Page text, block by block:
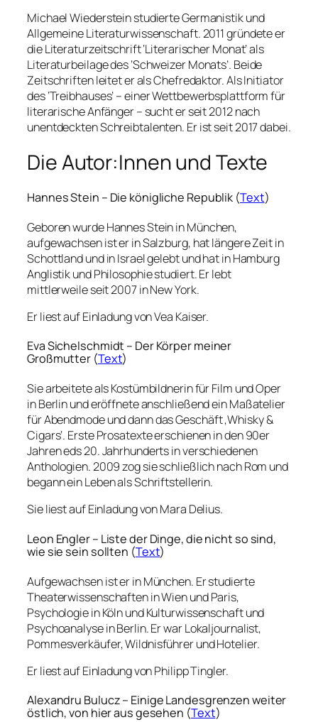
Michael Wiederstein studierte Germanistik und
Allgemeine Literaturwissenschaft. 2011 gründete er
die Literaturzeitschrift ‘Literarischer Monat’ als
Literaturbeilage des ‘Schweizer Monats’. Beide
Zeitschriften leitet er als Chefredaktor. Als Initiator
des ‘Treibhauses’ – einer Wettbewerbsplattform für
literarische Anfänger – sucht er seit 2012 nach
unentdeckten Schreibtalenten. Er ist seit 2017 dabei.
Die Autor:Innen und Texte
Hannes Stein – Die königliche Republik (Text)
Geboren wurde Hannes Stein in München,
aufgewachsen ist er in Salzburg, hat längere Zeit in
Schottland und in Israel gelebt und hat in Hamburg
Anglistik und Philosophie studiert. Er lebt
mittlerweile seit 2007 in New York.
Er liest auf Einladung von Vea Kaiser.
Eva Sichelschmidt – Der Körper meiner
Großmutter (Text)
Sie arbeitete als Kostümbildnerin für Film und Oper
in Berlin und eröffnete anschließend ein Maßatelier
für Abendmode und dann das Geschäft ‚Whisky &
Cigars‘. Erste Prosatexte erschienen in den 90er
Jahren eds 20. Jahrhunderts in verschiedenen
Anthologien. 2009 zog sie schließlich nach Rom und
begann ein Leben als Schriftstellerin.
Sie liest auf Einladung von Mara Delius.
Leon Engler – Liste der Dinge, die nicht so sind,
wie sie sein sollten (Text)
Aufgewachsen ist er in München. Er studierte
Theaterwissenschaften in Wien und Paris,
Psychologie in Köln und Kulturwissenschaft und
Psychoanalyse in Berlin. Er war Lokaljournalist,
Pommesverkäufer, Wildnisführer und Hotelier.
Er liest auf Einladung von Philipp Tingler.
Alexandru Bulucz – Einige Landesgrenzen weiter
östlich, von hier aus gesehen (Text)